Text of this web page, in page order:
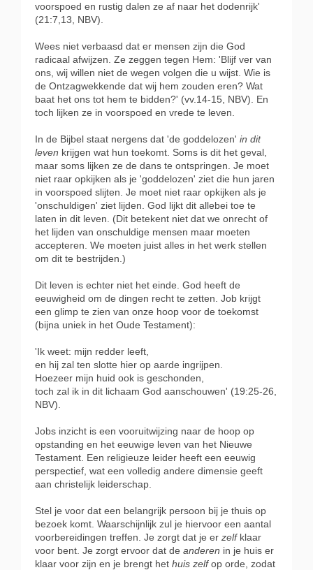
voorspoed en rustig dalen ze af naar het dodenrijk'
(21:7,13, NBV).
Wees niet verbaasd dat er mensen zijn die God
radicaal afwijzen. Ze zeggen tegen Hem: 'Blijf ver van
ons, wij willen niet de wegen volgen die u wijst. Wie is
de Ontzagwekkende dat wij hem zouden eren? Wat
baat het ons tot hem te bidden?' (vv.14-15, NBV). En
toch lijken ze in voorspoed en vrede te leven.
In de Bijbel staat nergens dat 'de goddelozen' in dit
leven krijgen wat hun toekomt. Soms is dit het geval,
maar soms lijken ze de dans te ontspringen. Je moet
niet raar opkijken als je 'goddelozen' ziet die hun jaren
in voorspoed slijten. Je moet niet raar opkijken als je
'onschuldigen' ziet lijden. God lijkt dit allebei toe te
laten in dit leven. (Dit betekent niet dat we onrecht of
het lijden van onschuldige mensen maar moeten
accepteren. We moeten juist alles in het werk stellen
om dit te bestrijden.)
Dit leven is echter niet het einde. God heeft de
eeuwigheid om de dingen recht te zetten. Job krijgt
een glimp te zien van onze hoop voor de toekomst
(bijna uniek in het Oude Testament):
'Ik weet: mijn redder leeft,
en hij zal ten slotte hier op aarde ingrijpen.
Hoezeer mijn huid ook is geschonden,
toch zal ik in dit lichaam God aanschouwen' (19:25-26,
NBV).
Jobs inzicht is een vooruitwijzing naar de hoop op
opstanding en het eeuwige leven van het Nieuwe
Testament. Een religieuze leider heeft een eeuwig
perspectief, wat een volledig andere dimensie geeft
aan christelijk leiderschap.
Stel je voor dat een belangrijk persoon bij je thuis op
bezoek komt. Waarschijnlijk zul je hiervoor een aantal
voorbereidingen treffen. Je zorgt dat je er zelf klaar
voor bent. Je zorgt ervoor dat de anderen in je huis er
klaar voor zijn en je brengt het huis zelfop orde, zodat